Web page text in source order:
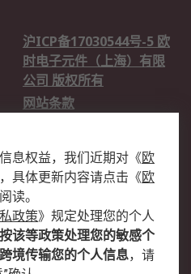
沪ICP备17030544号-5 欧
时电子元件（上海）有限
公司 版权所有
网站条款
账户和付款
全球办事处
新闻中心
息权益，我们近期对 《欧
具体更新内容请点击 《欧
读。
政策》 规定处理您的个人
该等政策处理您的敏感个
境传输您的个人信息，请